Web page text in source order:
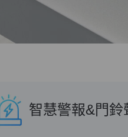
智慧警報&門鈴